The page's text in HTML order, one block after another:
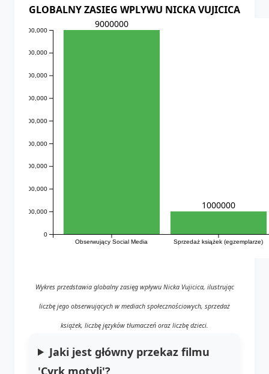
GLOBALNY ZASIEG WPLYWU NICKA VUJICICA
Obserwujący Social Media Sprzedaż książek (egzemplarze)
0
1,000,000
2,000,000
3,000,000
4,000,000
5,000,000
6,000,000
7,000,000
8,000,000
9,000,000
9000000
1000000
Wykres przedstawia globalny zasięg wpływu Nicka Vujicica, ilustrując
liczbę jego obserwujących w mediach społecznościowych, sprzedaż
książek, liczbę języków tłumaczeń oraz liczbę dzieci.
Jaki jest główny przekaz filmu
'Cyrk motyli'?